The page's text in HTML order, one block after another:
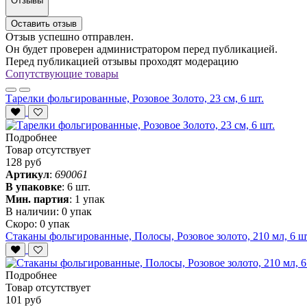
Оставить отзыв
Отзыв успешно отправлен.
Он будет проверен администратором перед публикацией.
Перед публикацией отзывы проходят модерацию
Сопутствующие товары
Тарелки фольгированные, Розовое Золото, 23 см, 6 шт.
Подробнее
Товар отсутствует
128 руб
Артикул: 690061
В упаковке: 6 шт.
Мин. партия: 1 упак
В наличии: 0 упак
Скоро: 0 упак
Стаканы фольгированные, Полосы, Розовое золото, 210 мл, 6
Подробнее
Товар отсутствует
101 руб